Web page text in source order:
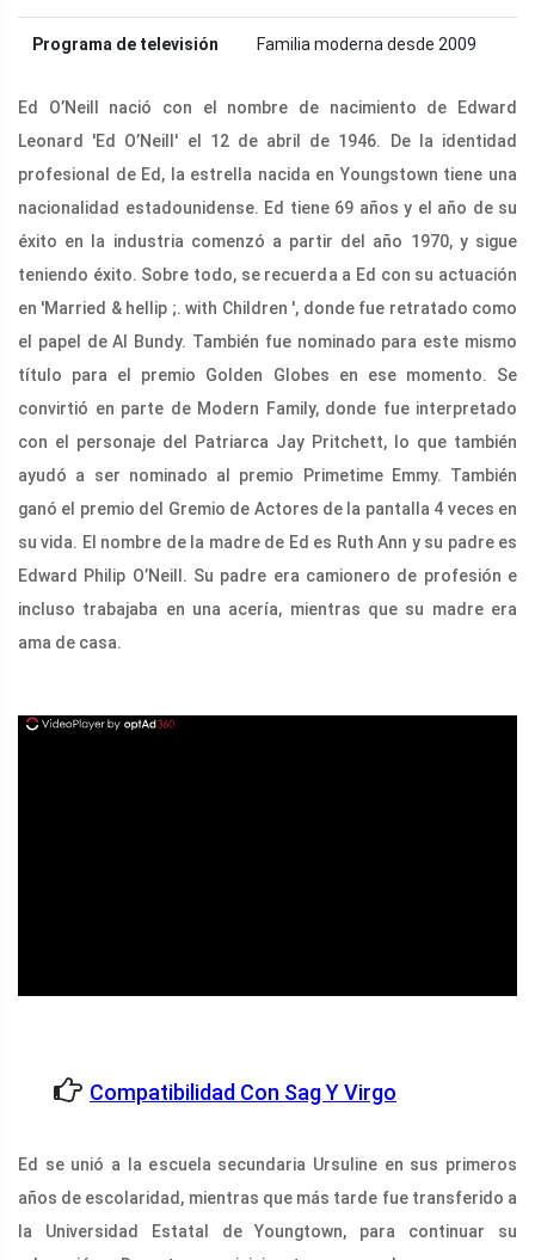
Programa de televisión Familia moderna desde 2009
Ed O’Neill nació con el nombre de nacimiento de Edward
Leonard 'Ed O’Neill' el 12 de abril de 1946. De la identidad
profesional de Ed, la estrella nacida en Youngstown tiene una
nacionalidad estadounidense. Ed tiene 69 años y el año de su
éxito en la industria comenzó a partir del año 1970, y sigue
teniendo éxito. Sobre todo, se recuerda a Ed con su actuación
en 'Married & hellip ;. with Children ', donde fue retratado como
el papel de Al Bundy. También fue nominado para este mismo
título para el premio Golden Globes en ese momento. Se
convirtió en parte de Modern Family, donde fue interpretado
con el personaje del Patriarca Jay Pritchett, lo que también
ayudó a ser nominado al premio Primetime Emmy. También
ganó el premio del Gremio de Actores de la pantalla 4 veces en
su vida. El nombre de la madre de Ed es Ruth Ann y su padre es
Edward Philip O’Neill. Su padre era camionero de profesión e
incluso trabajaba en una acería, mientras que su madre era
ama de casa.
Compatibilidad Con Sag Y Virgo
Ed se unió a la escuela secundaria Ursuline en sus primeros
años de escolaridad, mientras que más tarde fue transferido a
la Universidad Estatal de Youngtown, para continuar su